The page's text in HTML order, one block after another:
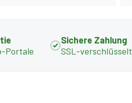
Portale
Sichere Zahlung
SSL-verschlüsselt